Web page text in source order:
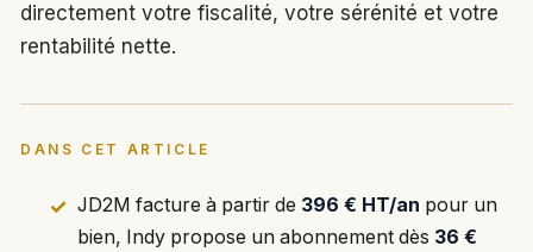
directement votre fiscalité, votre sérénité et votre
rentabilité nette.
DANS CET ARTICLE
JD2M facture à partir de 396 € HT/an pour un
bien, Indy propose un abonnement dès 36 €